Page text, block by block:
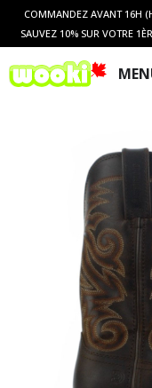
COMMANDEZ AVANT 16H
SAUVEZ 10% SUR VOTRE